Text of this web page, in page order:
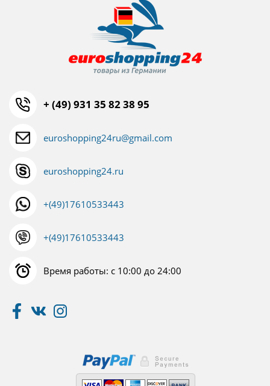
+ (49) 931 35 82 38 95
euroshopping24ru@gmail.com
euroshopping24.ru
+(49)17610533443
+(49)17610533443
Время работы: с 10:00 до 24:00